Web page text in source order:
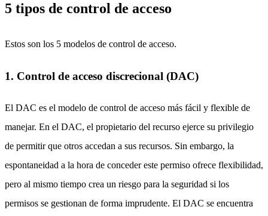
5 tipos de control de acceso
Estos son los 5 modelos de control de acceso.
1. Control de acceso discrecional (DAC)
El DAC es el modelo de control de acceso más fácil y flexible de
manejar. En el DAC, el propietario del recurso ejerce su privilegio
de permitir que otros accedan a sus recursos. Sin embargo, la
espontaneidad a la hora de conceder este permiso ofrece flexibilidad,
pero al mismo tiempo crea un riesgo para la seguridad si los
permisos se gestionan de forma imprudente. El DAC se encuentra